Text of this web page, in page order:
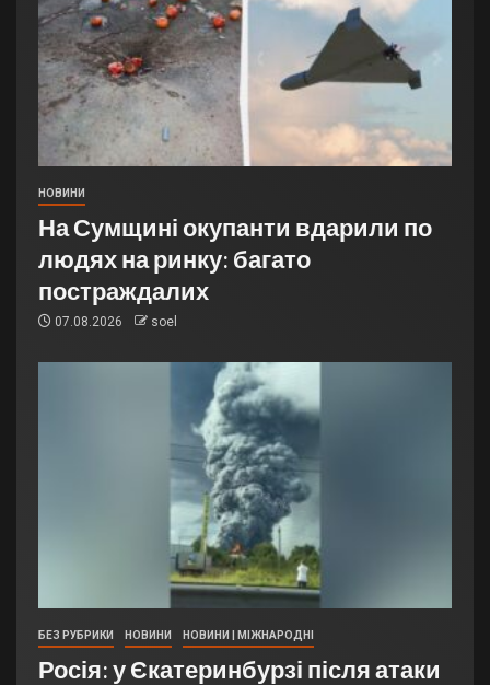
НОВИНИ
На Сумщині окупанти вдарили по
людях на ринку: багато
постраждалих
07.08.2026 soel
БЕЗ РУБРИКИ НОВИНИ НОВИНИ | МІЖНАРОДНІ
Росія: у Єкатеринбурзі після атаки